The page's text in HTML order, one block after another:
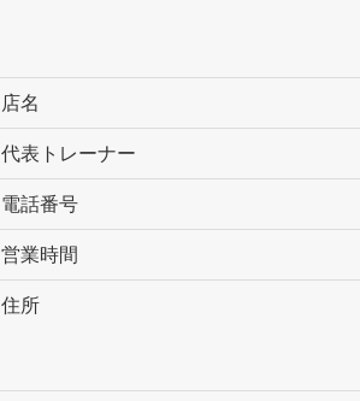
店名
代表トレーナー
電話番号
営業時間
住所